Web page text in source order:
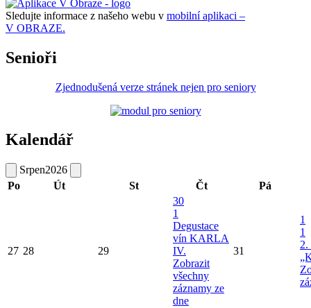
Sledujte informace z našeho webu v mobilní aplikaci –
V OBRAZE.
Senioři
Zjednodušená verze stránek nejen pro seniory
Kalendář
Srpen2026
Po
Út St Čt Pá
27 28 29
30
1
Degustace
vín KARLA
IV.
Zobrazit
všechny
záznamy ze
dne
31
1
1
2.